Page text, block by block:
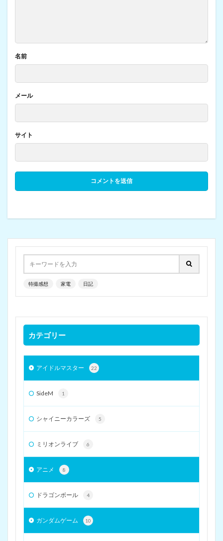
名前
メール
サイト
特撮感想 家電 日記
カテゴリー
アイドルマスター 22
SideM 1
シャイニーカラーズ 5
ミリオンライブ 6
アニメ 8
ドラゴンボール 4
ガンダムゲーム 10